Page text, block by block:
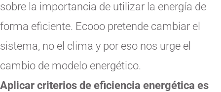
sobre la importancia de utilizar la energía de
forma eficiente. Ecooo pretende cambiar el
sistema, no el clima y por eso nos urge el
cambio de modelo energético.
Aplicar criterios de eficiencia energética es